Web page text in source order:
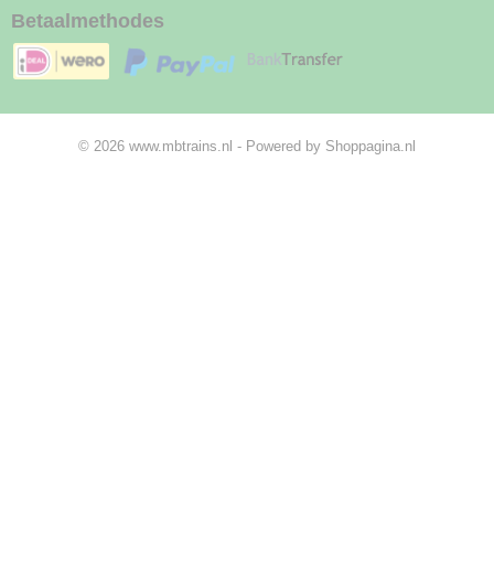
Betaalmethodes
© 2026 www.mbtrains.nl - Powered by Shoppagina.nl